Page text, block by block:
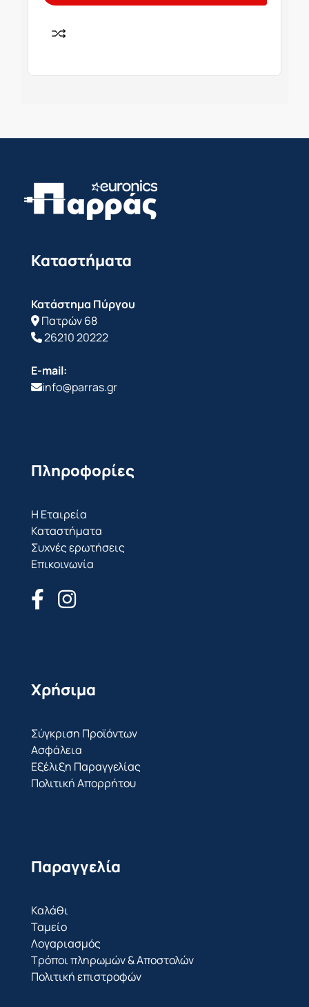
Καταστήματα
Κατάστημα Πύργου
Πατρών 68
26210 20222
E-mail:
info@parras.gr
Πληροφορίες
Η Εταιρεία
Καταστήματα
Συχνές ερωτήσεις
Επικοινωνία
Χρήσιμα
Σύγκριση Προϊόντων
Ασφάλεια
Εξέλιξη Παραγγελίας
Πολιτική Απορρήτου
Παραγγελία
Καλάθι
Ταμείο
Λογαριασμός
Τρόποι πληρωμών & Αποστολών
Πολιτική επιστροφών